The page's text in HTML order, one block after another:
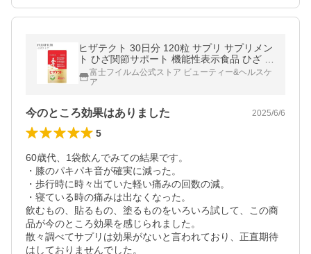
ヒザテクト 30日分 120粒 サプリ サプリメン
ト ひざ関節サポート 機能性表示食品 ひざ 関
節 富士フイルム 公式
富士フイルム公式ストア ビューティー&ヘルスケ
ア
今のところ効果はありました 2025/6/6
5
60歳代、1袋飲んでみての結果です。
・膝のパキパキ音が確実に減った。
・歩行時に時々出ていた軽い痛みの回数の減。
・寝ている時の痛みは出なくなった。
飲むもの、貼るもの、塗るものをいろいろ試して、この商
品が今のところ効果を感じられました。
散々調べてサプリは効果がないと言われており、正直期待
はしておりませんでした。